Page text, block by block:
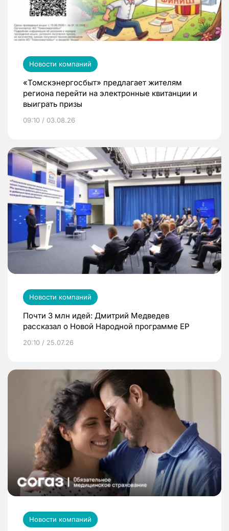
Новости компаний
«Томскэнергосбыт» предлагает жителям
региона перейти на электронные квитанции и
выиграть призы
09:10 / 03.08.26
Новости компаний
Почти 3 млн идей: Дмитрий Медведев
рассказал о Новой Народной программе ЕР
20:10 / 25.07.26
Новости компаний